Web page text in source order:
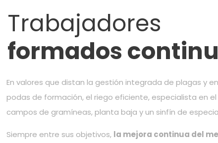
Trabajadores
formados
En valores que distan la gestión integrada de plagas y
podas de formación, el riego eficiente, especialista en
campos de gramíneas, planta baja y un sinfín de
Siempre entre sus objetivos,la mejora continua del